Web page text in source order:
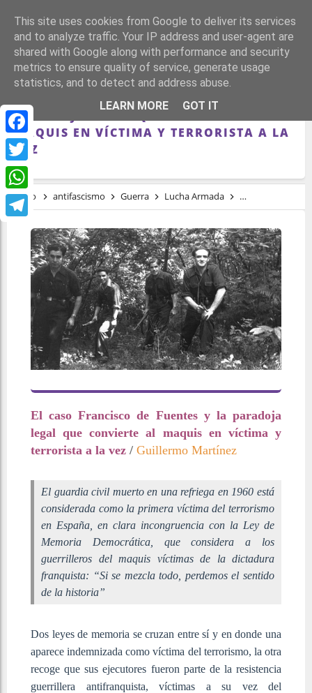
Facebook
Twitter
WhatsApp
Telegram
EL CASO FRANCISCO DE FUENTES Y LA
PARADOJA LEGAL QUE CONVIERTE AL
MAQUIS EN VÍCTIMA Y TERRORISTA A LA
VEZ
Inicio antifascismo Guerra Lucha Armada Lucha Guerrillera
El caso Francisco de Fuentes y la paradoja
legal que convierte al maquis en víctima y
terrorista a la vez / Guillermo Martínez
El guardia civil muerto en una refriega en 1960 está
considerada como la primera víctima del terrorismo
en España, en clara incongruencia con la Ley de
Memoria Democrática, que considera a los
guerrilleros del maquis víctimas de la dictadura
franquista: “Si se mezcla todo, perdemos el sentido
de la historia”
Dos leyes de memoria se cruzan entre sí y en donde una
aparece indemnizada como víctima del terrorismo, la otra
recoge que sus ejecutores fueron parte de la resistencia
guerrillera antifranquista, víctimas a su vez del
This site uses cookies from Google to deliver its services
and to analyze traffic. Your IP address and user-agent are
shared with Google along with performance and security
metrics to ensure quality of service, generate usage
statistics, and to detect and address abuse.
LEARN MORE
GOT IT